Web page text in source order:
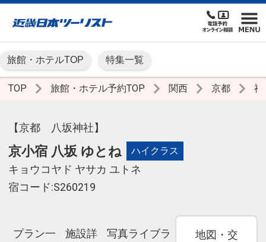
旅館・ホテルTOP 特集一覧
TOP 旅館・ホテル予約TOP 関西 京都
【京都 八坂神社】
京小宿 八坂 ゆとね ハイクラス
キョウコヤド ヤサカ ユトネ
宿コード:S260219
プラン一
施設詳
写真ライブラ
地図・交